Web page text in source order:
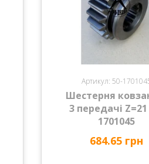
Артикул: 50-
Шестерня
3 передачі Z=21
1701045
684.65 грн